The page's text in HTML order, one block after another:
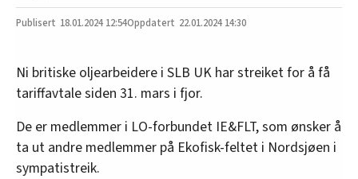
18.01.2024 12:54 22.01.2024 14:30
Ni britiske oljearbeidere i SLB UK har streiket for å få
tariffavtale siden 31. mars i fjor.
De er medlemmer i LO-forbundet IE&FLT, som ønsker å
ta ut andre medlemmer på Ekofisk-feltet i Nordsjøen i
sympatistreik.